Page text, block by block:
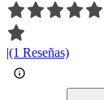
|(1 Reseñas)